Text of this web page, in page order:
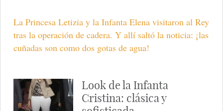
La Princesa Letizia y la Infanta Elena visitaron al Rey
tras la operación de cadera. Y allí saltó la noticia: ¡las
cuñadas son como dos gotas de agua!
Look de la Infanta
Cristina: clásica y